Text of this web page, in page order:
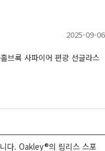
2025-09-06
브룩 사파이어 편광 선글라스
다. Oakley®의 림리스 스포